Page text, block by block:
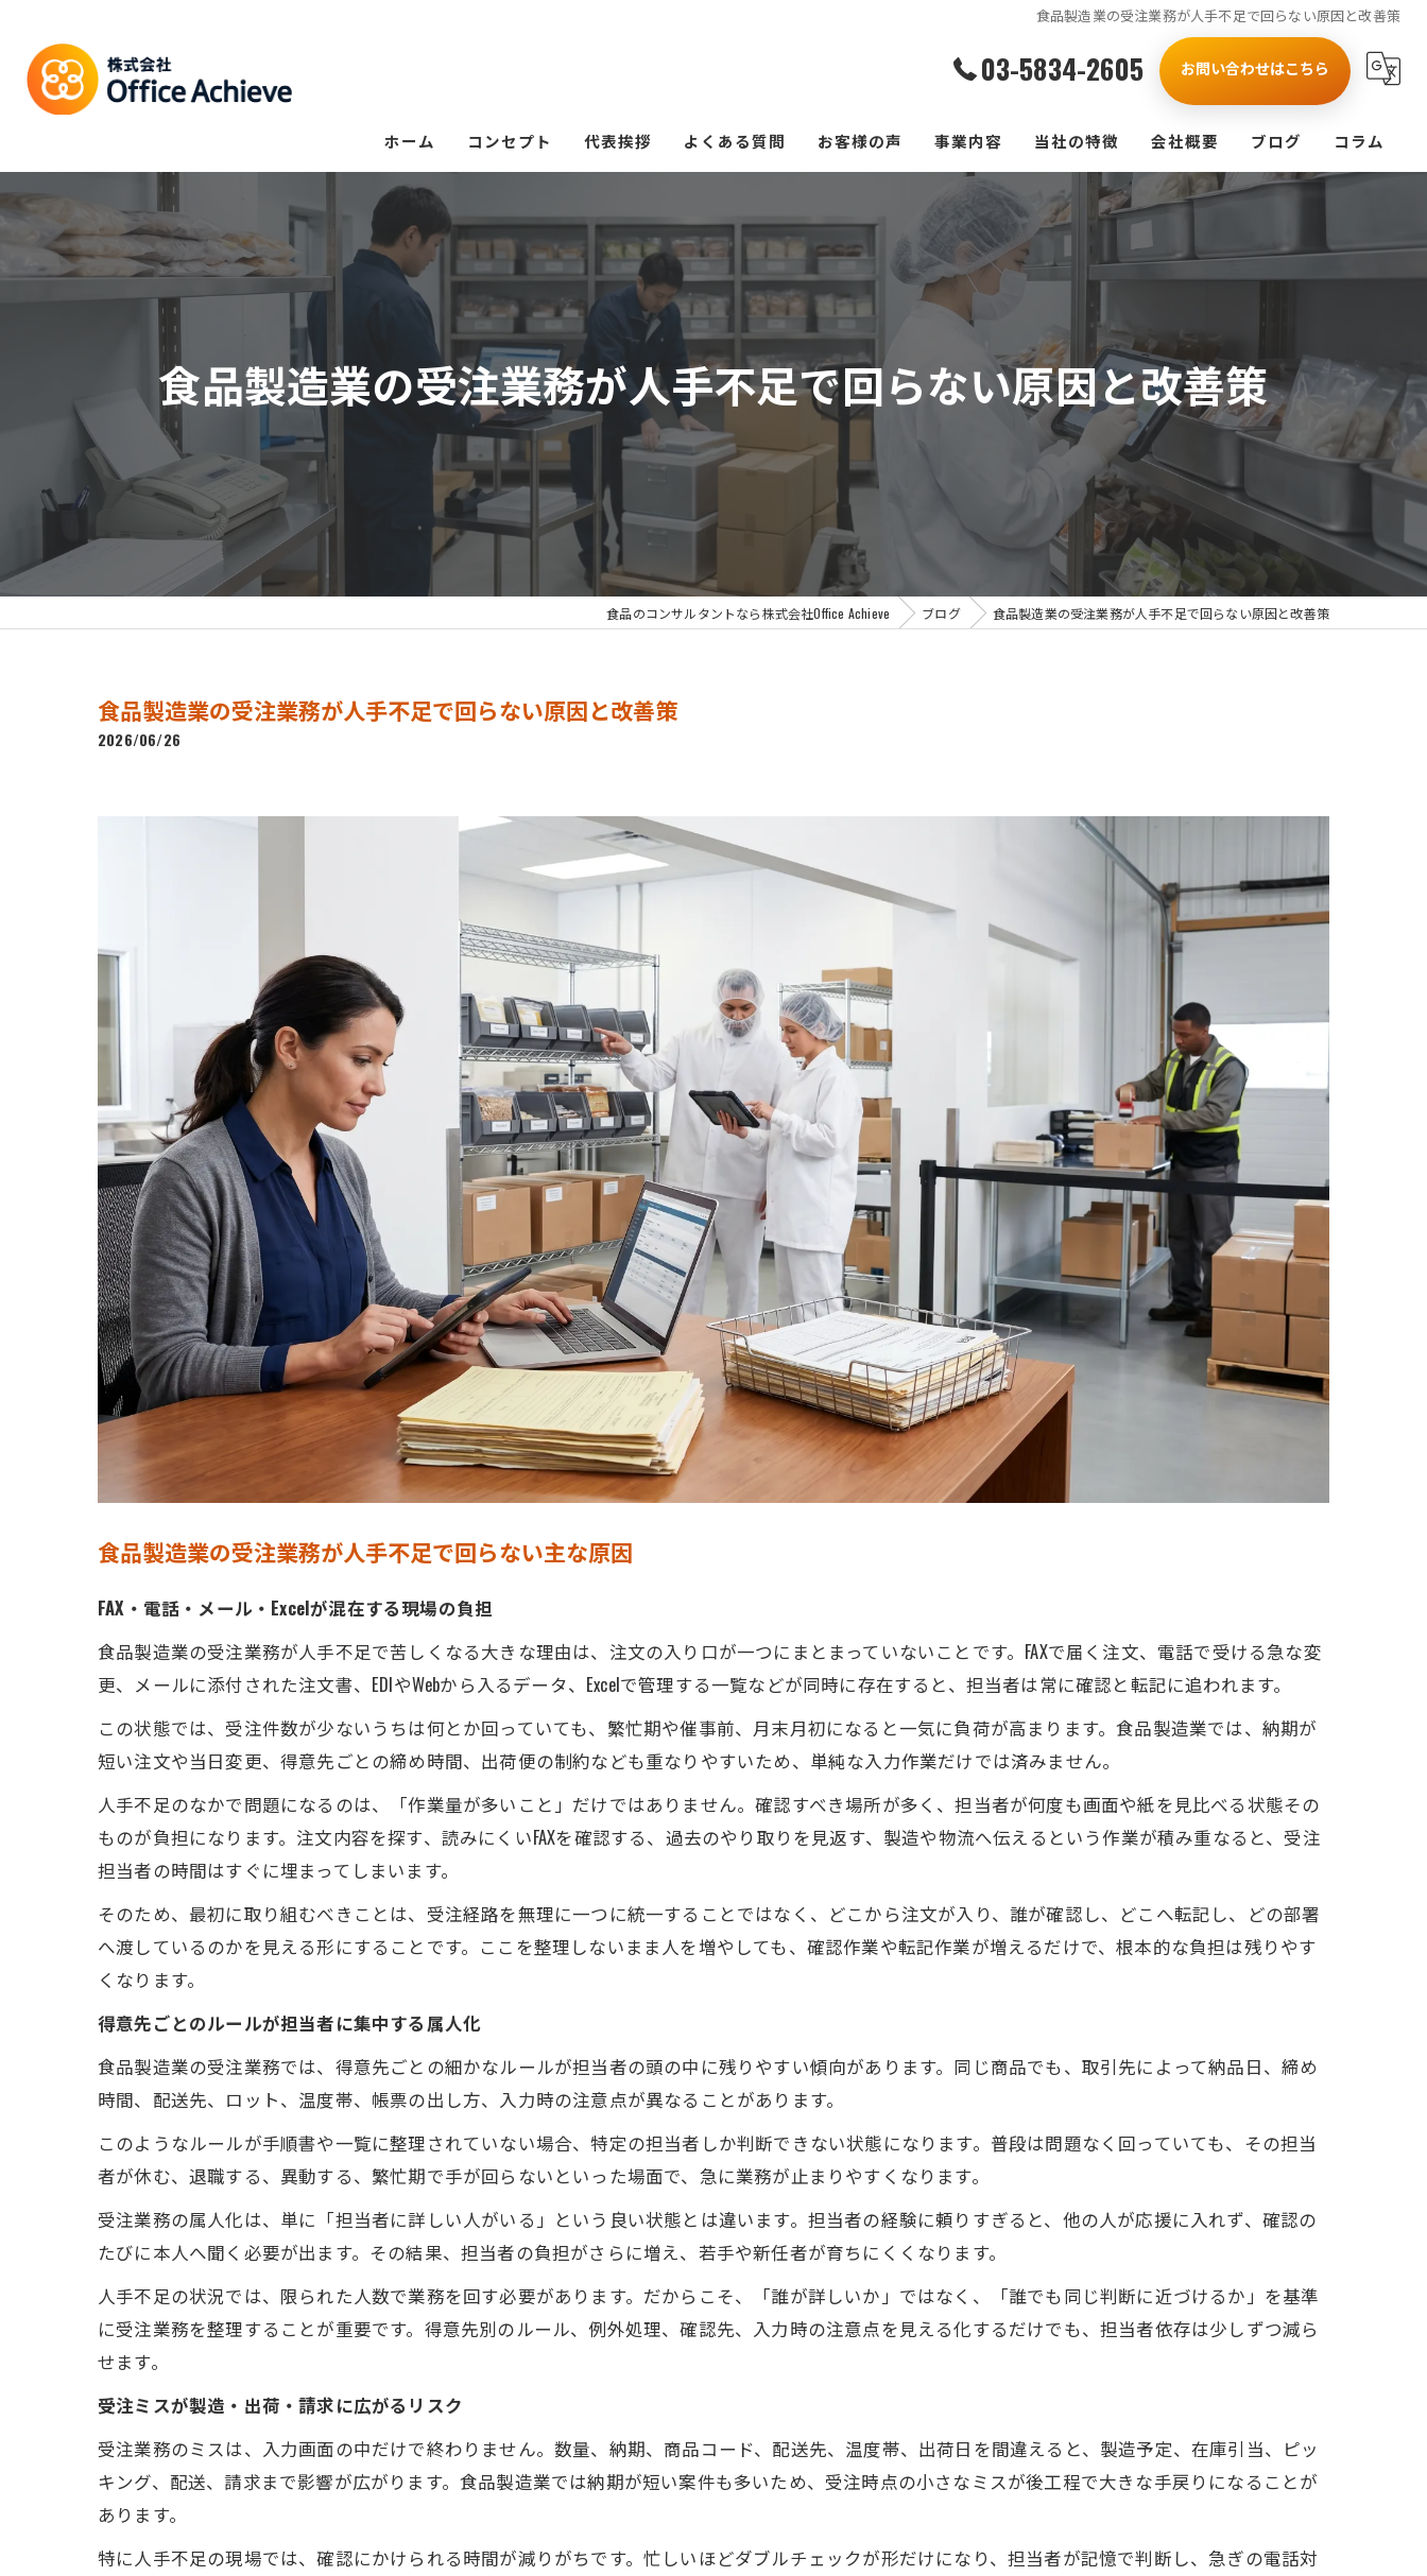
食品製造業の受注業務が人手不足で回らない原因と改善策
03-5834-2605 お問い合わせはこちら
ホーム コンセプト 代表挨拶 よくある質問 お客様の声 事業内容 当社の特徴
製造業
受注
業務改善
研修
会社概要 ブログ コラム
食品製造業の受注業務が人手不足で回らない原因と改善策
食品のコンサルタントなら株式会社Office Achieve ブログ 食品製造業の受注業務が人手不足で回らない原因と改善策
食品製造業の受注業務が人手不足で回らない原因と改善策
2026/06/26
食品製造業の受注業務が人手不足で回らない主な原因
FAX・電話・メール・Excelが混在する現場の負担
食品製造業の受注業務が人手不足で苦しくなる大きな理由は、注文の入り口が一つにまとまっていないことです。FAXで届く注文、電話で受ける急な変
更、メールに添付された注文書、EDIやWebから入るデータ、Excelで管理する一覧などが同時に存在すると、担当者は常に確認と転記に追われます。
この状態では、受注件数が少ないうちは何とか回っていても、繁忙期や催事前、月末月初になると一気に負荷が高まります。食品製造業では、納期が
短い注文や当日変更、得意先ごとの締め時間、出荷便の制約なども重なりやすいため、単純な入力作業だけでは済みません。
人手不足のなかで問題になるのは、「作業量が多いこと」だけではありません。確認すべき場所が多く、担当者が何度も画面や紙を見比べる状態その
ものが負担になります。注文内容を探す、読みにくいFAXを確認する、過去のやり取りを見返す、製造や物流へ伝えるという作業が積み重なると、受注
担当者の時間はすぐに埋まってしまいます。
そのため、最初に取り組むべきことは、受注経路を無理に一つに統一することではなく、どこから注文が入り、誰が確認し、どこへ転記し、どの部署
へ渡しているのかを見える形にすることです。ここを整理しないまま人を増やしても、確認作業や転記作業が増えるだけで、根本的な負担は残りやす
くなります。
得意先ごとのルールが担当者に集中する属人化
食品製造業の受注業務では、得意先ごとの細かなルールが担当者の頭の中に残りやすい傾向があります。同じ商品でも、取引先によって納品日、締め
時間、配送先、ロット、温度帯、帳票の出し方、入力時の注意点が異なることがあります。
このようなルールが手順書や一覧に整理されていない場合、特定の担当者しか判断できない状態になります。普段は問題なく回っていても、その担当
者が休む、退職する、異動する、繁忙期で手が回らないといった場面で、急に業務が止まりやすくなります。
受注業務の属人化は、単に「担当者に詳しい人がいる」という良い状態とは違います。担当者の経験に頼りすぎると、他の人が応援に入れず、確認の
たびに本人へ聞く必要が出ます。その結果、担当者の負担がさらに増え、若手や新任者が育ちにくくなります。
人手不足の状況では、限られた人数で業務を回す必要があります。だからこそ、「誰が詳しいか」ではなく、「誰でも同じ判断に近づけるか」を基準
に受注業務を整理することが重要です。得意先別のルール、例外処理、確認先、入力時の注意点を見える化するだけでも、担当者依存は少しずつ減ら
せます。
受注ミスが製造・出荷・請求に広がるリスク
受注業務のミスは、入力画面の中だけで終わりません。数量、納期、商品コード、配送先、温度帯、出荷日を間違えると、製造予定、在庫引当、ピッ
キング、配送、請求まで影響が広がります。食品製造業では納期が短い案件も多いため、受注時点の小さなミスが後工程で大きな手戻りになることが
あります。
特に人手不足の現場では、確認にかけられる時間が減りがちです。忙しいほどダブルチェックが形だけになり、担当者が記憶で判断し、急ぎの電話対